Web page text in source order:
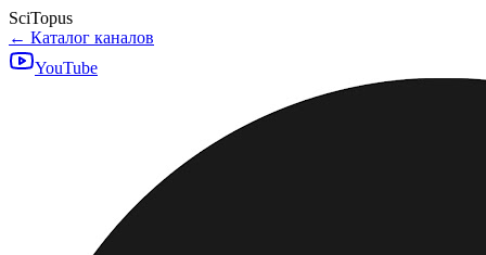
SciTopus
← Каталог каналов
YouTube